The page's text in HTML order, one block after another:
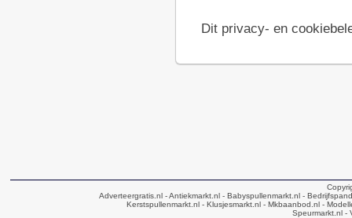
Dit privacy- en
Adverteergratis.nl - Antiekmarkt.nl - Babyspullenmarkt.nl -
Kerstspullenmarkt.nl - Klusjesmarkt.nl - Mkbaanbod.nl -
Speurmarkt.nl -